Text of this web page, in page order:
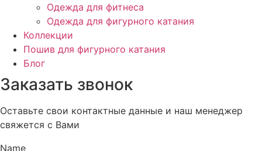
Одежда для фитнеса
Одежда для фигурного катания
Коллекции
Пошив для фигурного катания
Блог
Заказать звонок
Оставьте свои контактные данные и наш менеджер
свяжется с Вами
Name